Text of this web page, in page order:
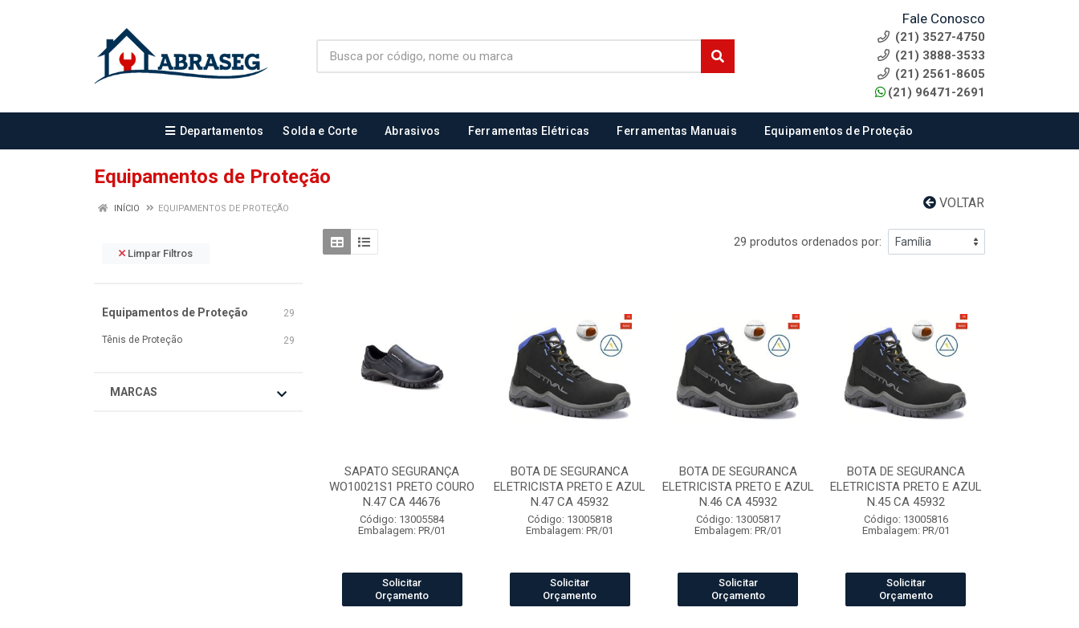
Fale Conosco
(21) 3527-4750
(21) 3888-3533
(21) 2561-8605
(21) 96471-2691
Departamentos Solda e Corte Abrasivos Ferramentas Elétricas Ferramentas Manuais Equipamentos de Proteção
Equipamentos de Proteção
VOLTAR
INÍCIO EQUIPAMENTOS DE PROTEÇÃO
Limpar Filtros
Equipamentos de Proteção 29
Tênis de Proteção 29
MARCAS
29 produtos ordenados por:
SAPATO SEGURANÇA
WO10021S1 PRETO COURO
N.47 CA 44676
Código: 13005584
Embalagem: PR/01
Solicitar
Orçamento
BOTA DE SEGURANCA
ELETRICISTA PRETO E AZUL
N.47 CA 45932
Código: 13005818
Embalagem: PR/01
Solicitar
Orçamento
BOTA DE SEGURANCA
ELETRICISTA PRETO E AZUL
N.46 CA 45932
Código: 13005817
Embalagem: PR/01
Solicitar
Orçamento
BOTA DE SEGURANCA
ELETRICISTA PRETO E AZUL
N.45 CA 45932
Código: 13005816
Embalagem: PR/01
Solicitar
Orçamento